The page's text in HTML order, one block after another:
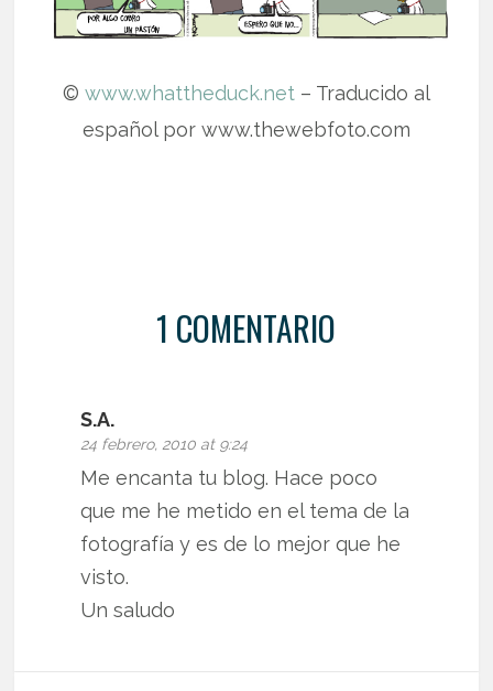
© www.whattheduck.net– Traducido al
español por www.thewebfoto.com
1 COMENTARIO
S.A.
24 febrero, 2010 at 9:24
Me encanta tu blog. Hace poco
que me he metido en el tema de la
fotografía y es de lo mejor que he
visto.
Un saludo